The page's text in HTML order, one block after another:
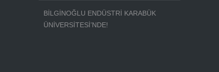
BİLGİNOĞLU ENDÜSTRİ KARABÜK
ÜNİVERSİTESİ’NDE!